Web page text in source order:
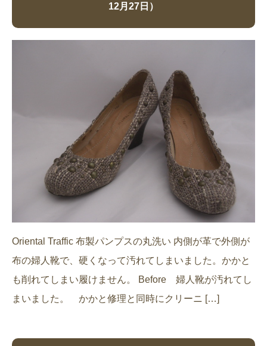
12月27日）
Oriental Traffic 布製パンプスの丸洗い 内側が革で外側が
布の婦人靴で、硬くなって汚れてしまいました。かかと
も削れてしまい履けません。 Before 婦人靴が汚れてし
まいました。 かかと修理と同時にクリーニ […]